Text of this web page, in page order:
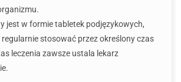
jest w formie tabletek podjęzykowych,
regularnie stosować przez określony czas
leczenia zawsze ustala lekarz